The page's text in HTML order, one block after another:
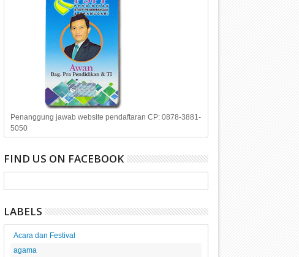
Penanggung jawab website pendaftaran CP: 0878-3881-
5050
FIND US ON FACEBOOK
LABELS
Acara dan Festival
agama